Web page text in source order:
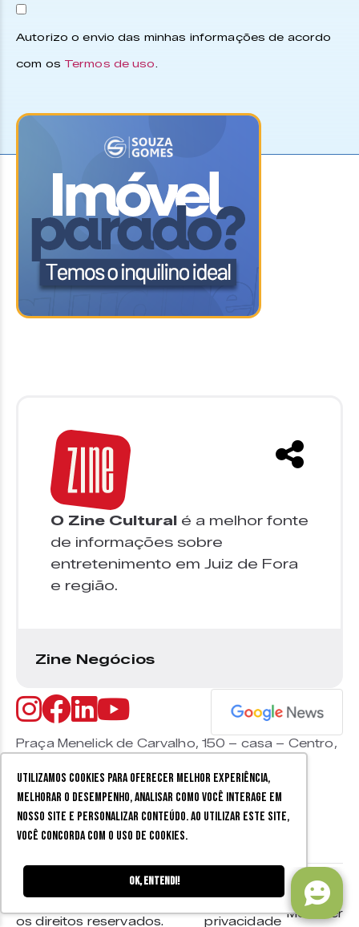
Utilizamos cookies para oferecer melhor experiência,
melhorar o desempenho, analisar como você interage em
nosso site e personalizar conteúdo. Ao utilizar este site,
você concorda com o uso de cookies.
Ok, entendi!
Autorizo o envio das minhas informações de acordo
com os Termos de uso.
O Zine Cultural é a melhor fonte
de informações sobre
entretenimento em Juiz de Fora
e região.
Zine Negócios
Praça Menelick de Carvalho, 150 – casa – Centro,
CEP 36015-330 |
+55 (32) 9 9800 8403
os direitos reservados.
privacidade
Mobister